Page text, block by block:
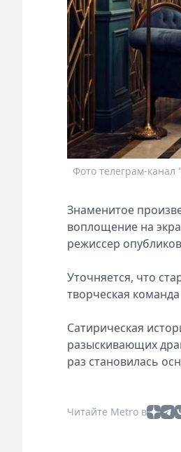
Фото телеграм-
Знаменитое
воплощение на
режиссер
Уточняется, что
творческая
Сатирическая
разыскивающих
раз становилась
Читайте Metro в